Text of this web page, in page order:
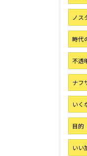
ノス
時代
不透
ナフ
いく
目的
いい
お